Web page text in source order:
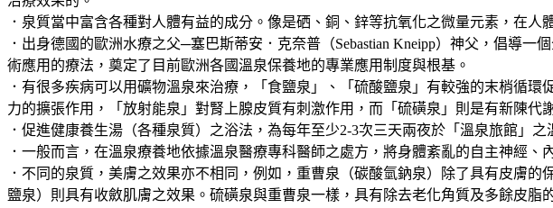
．泉質當中富含各種對人體有益的成分。像是硒、銅、鋅等抗氧化之微量元素，在
．出身德國的歐洲水療之父─塞巴斯蒂安．克奈普（Sebastian Kneipp）神父，倡導
術應用的療法，奠定了目前歐洲各國溫泉保養地的專業應用制度與根基。
．有很多疾病可以用礦物溫泉來治療，「食鹽泉」、「硫酸鹽泉」有較強的末梢循
力的擴張作用，「放射能泉」對腎上腺皮質有刺激作用，而「硫磺泉」則是有新陳代
．促進健康養生湯（各種泉質）之浴法，為每年至少2-3次三天兩夜於「溫泉旅館」
．一般而言，在溫泉療養地依據溫泉醫療專科醫師之處方，將身體紊亂的自主神經
．不同的泉質，美膚之效果亦不相同，例如，重曹泉（碳酸氫鈉泉）除了具有皮膚
鹽泉）則具有收斂肌膚之效果。硫磺泉與重曹泉一樣，具有除去老化角質及多餘皮脂